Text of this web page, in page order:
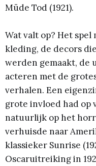
Müde Tod (1921).
Wat valt op? Het
kleding, de decors
werden gemaakt, de
acteren met de
verhalen. Een
grote invloed had op
natuurlijk op het
verhuisde naar
klassieker Sunrise
Oscaruitreiking in